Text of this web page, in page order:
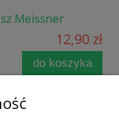
Meissner
12,90 zł
do koszyka